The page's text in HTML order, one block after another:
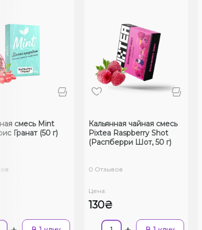
смесь Mint
Гранат (50 г)
Кальянная чайная смесь
Pixtea Raspberry Shot
(Распберри Шот, 50 г)
0 Отзывов
Цена:
130₴